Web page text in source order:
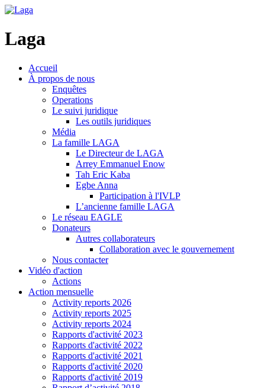
Laga
Accueil
À propos de nous
Enquêtes
Operations
Le suivi juridique
Les outils juridiques
Média
La famille LAGA
Le Directeur de LAGA
Arrey Emmanuel Enow
Tah Eric Kaba
Egbe Anna
Participation à l'IVLP
L’ancienne famille LAGA
Le réseau EAGLE
Donateurs
Autres collaborateurs
Collaboration avec le gouvernement
Nous contacter
Vidéo d'action
Actions
Action mensuelle
Activity reports 2026
Activity reports 2025
Activity reports 2024
Rapports d'activité 2023
Rapports d'activité 2022
Rapports d'activité 2021
Rapports d'activité 2020
Rapports d'activité 2019